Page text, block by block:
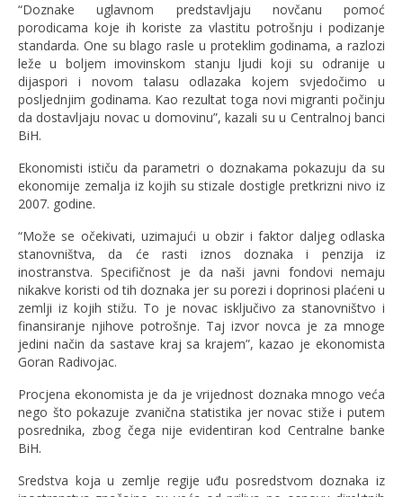
“Doznake uglavnom predstavljaju novčanu pomoć
porodicama koje ih koriste za vlastitu potrošnju i podizanje
standarda. One su blago rasle u proteklim godinama, a razlozi
leže u boljem imovinskom stanju ljudi koji su odranije u
dijaspori i novom talasu odlazaka kojem svjedočimo u
posljednjim godinama. Kao rezultat toga novi migranti počinju
da dostavljaju novac u domovinu”, kazali su u Centralnoj banci
BiH.
Ekonomisti ističu da parametri o doznakama pokazuju da su
ekonomije zemalja iz kojih su stizale dostigle pretkrizni nivo iz
2007. godine.
“Može se očekivati, uzimajući u obzir i faktor daljeg odlaska
stanovništva, da će rasti iznos doznaka i penzija iz
inostranstva. Specifičnost je da naši javni fondovi nemaju
nikakve koristi od tih doznaka jer su porezi i doprinosi plaćeni u
zemlji iz kojih stižu. To je novac isključivo za stanovništvo i
finansiranje njihove potrošnje. Taj izvor novca je za mnoge
jedini način da sastave kraj sa krajem”, kazao je ekonomista
Goran Radivojac.
Procjena ekonomista je da je vrijednost doznaka mnogo veća
nego što pokazuje zvanična statistika jer novac stiže i putem
posrednika, zbog čega nije evidentiran kod Centralne banke
BiH.
Sredstva koja u zemlje regije uđu posredstvom doznaka iz